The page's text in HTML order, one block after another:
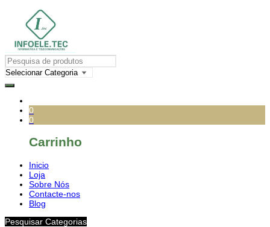
0
0
Carrinho
Inicio
Loja
Sobre Nós
Contacte-nos
Blog
Pesquisar Categorias